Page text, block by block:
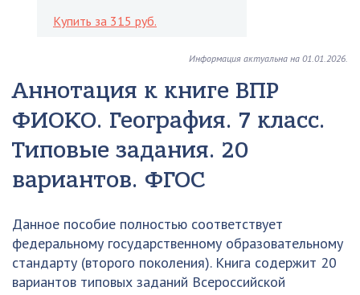
Купить за 315 руб.
Информация актуальна на 01.01.2026.
Аннотация к книге ВПР
ФИОКО. География. 7 класс.
Типовые задания. 20
вариантов. ФГОС
Данное пособие полностью соответствует
федеральному государственному образовательному
стандарту (второго поколения). Книга содержит 20
вариантов типовых заданий Всероссийской